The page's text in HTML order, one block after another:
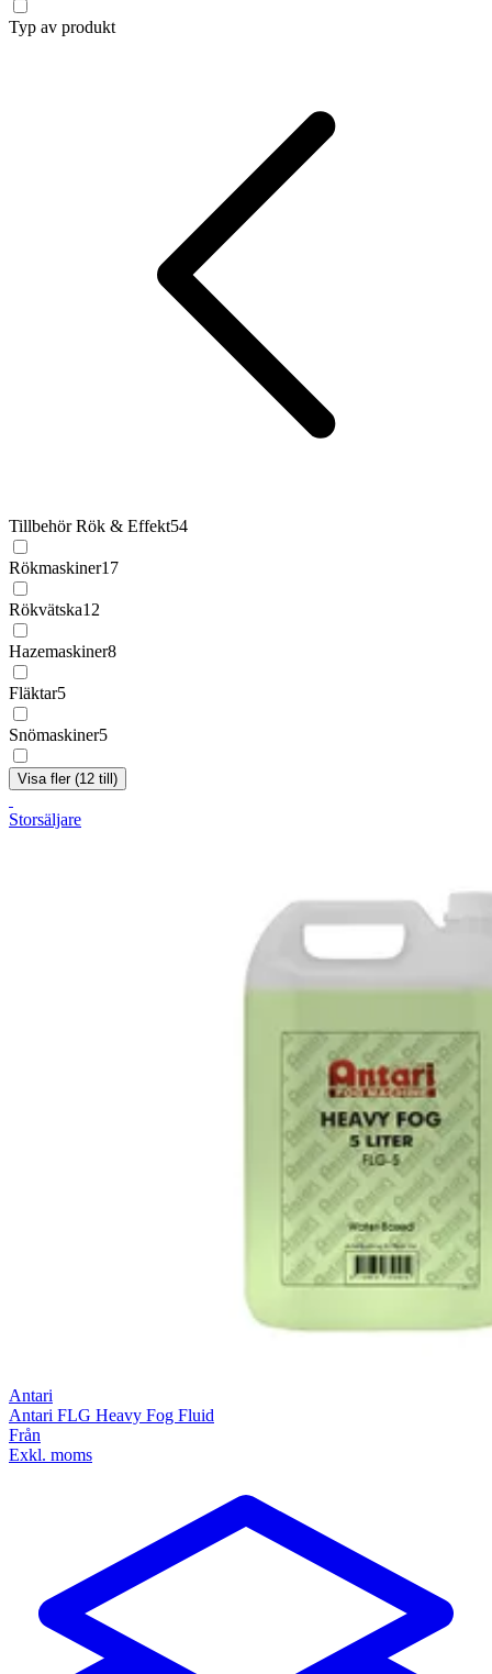
Typ av produkt
Tillbehör Rök & Effekt54
Rökmaskiner17
Rökvätska12
Hazemaskiner8
Fläktar5
Snömaskiner5
Visa fler (12 till)
Storsäljare
Antari
Antari FLG Heavy Fog Fluid
Från
Exkl. moms